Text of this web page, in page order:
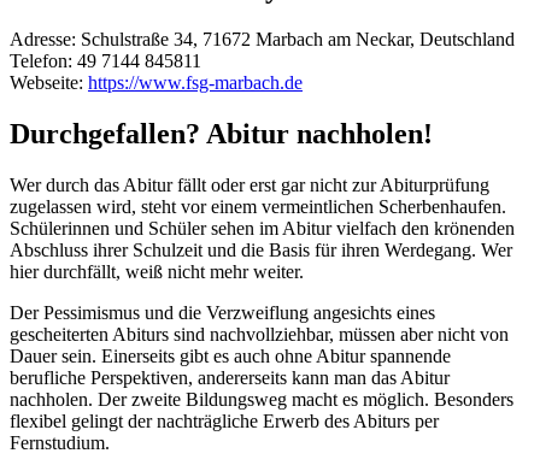
Adresse: Schulstraße 34, 71672 Marbach am Neckar, Deutschland
Telefon: 49 7144 845811
Webseite: https://www.fsg-marbach.de
Durchgefallen? Abitur nachholen!
Wer durch das Abitur fällt oder erst gar nicht zur Abiturprüfung
zugelassen wird, steht vor einem vermeintlichen Scherbenhaufen.
Schülerinnen und Schüler sehen im Abitur vielfach den krönenden
Abschluss ihrer Schulzeit und die Basis für ihren Werdegang. Wer
hier durchfällt, weiß nicht mehr weiter.
Der Pessimismus und die Verzweiflung angesichts eines
gescheiterten Abiturs sind nachvollziehbar, müssen aber nicht von
Dauer sein. Einerseits gibt es auch ohne Abitur spannende
berufliche Perspektiven, andererseits kann man das Abitur
nachholen. Der zweite Bildungsweg macht es möglich. Besonders
flexibel gelingt der nachträgliche Erwerb des Abiturs per
Fernstudium.